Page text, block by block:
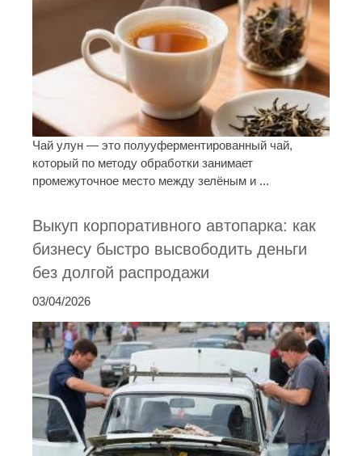
Чай улун — это полууферментированный чай,
который по методу обработки занимает
промежуточное место между зелёным и ...
Выкуп корпоративного автопарка: как
бизнесу быстро высвободить деньги
без долгой распродажи
03/04/2026